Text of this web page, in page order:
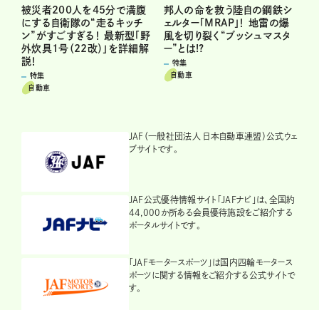
被災者200人を45分で満腹
にする自衛隊の“走るキッチ
ン”がすごすぎる！ 最新型「野
外炊具1号（22改）」を詳細解
説！
特集
自動車
邦人の命を救う陸自の鋼鉄シ
ェルター「MRAP」！ 地雷の爆
風を切り裂く“ブッシュマスタ
ー”とは!?
特集
自動車
JAF（一般社団法人 日本自動車連盟）公式ウェ
ブサイトです。
JAF公式優待情報サイト「JAFナビ」は、全国約
44,000か所ある会員優待施設をご紹介する
ポータルサイトです。
「JAFモータースポーツ」は国内四輪モータース
ポーツに関する情報をご紹介する公式サイトで
す。